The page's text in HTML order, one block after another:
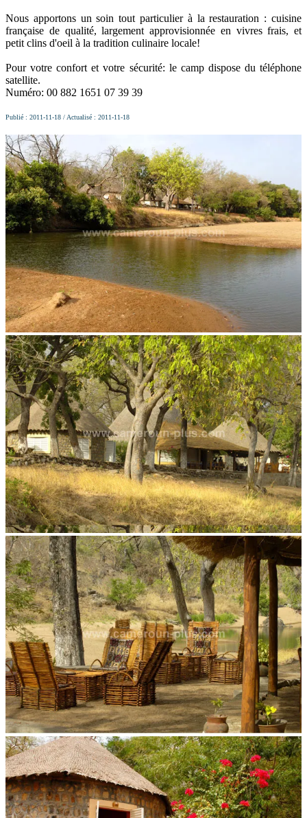
Nous apportons un soin tout particulier à la restauration : cuisine
française de qualité, largement approvisionnée en vivres frais, et
petit clins d'oeil à la tradition culinaire locale!
Pour votre confort et votre sécurité: le camp dispose du téléphone
satellite.
Numéro: 00 882 1651 07 39 39
Publié : 2011-11-18 / Actualisé : 2011-11-18